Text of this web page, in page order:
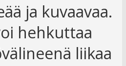
ja kuvaavaa.
hehkuttaa
liikaa